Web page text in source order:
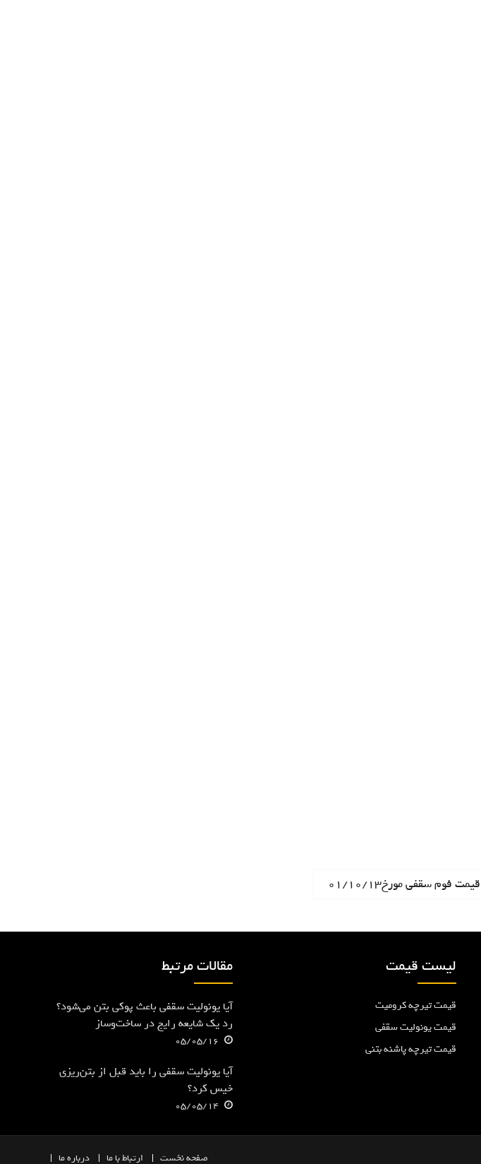
P
v
قیمت فوم سقفی مورخ۰۱/۱۰/۱۳
مقالات مرتبط
آیا یونولیت سقفی باعث پوکی بتن می‌شود؟
رد یک شایعه رایج در ساخت‌وساز
05/05/16
آیا یونولیت سقفی را باید قبل از بتن‌ریزی
خیس کرد؟
05/05/14
لیست قیمت
قیمت تیرچه کرومیت
قیمت یونولیت سقفی
قیمت تیرچه پاشنه بتنی
صفحهنخست ارتباط با ما درباره ما